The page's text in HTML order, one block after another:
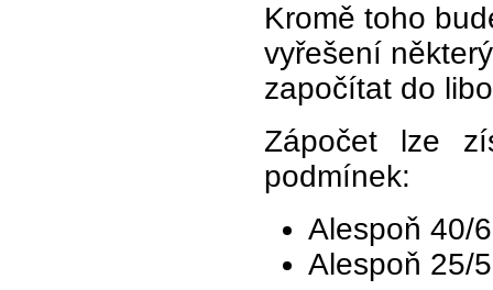
Kromě toho
vyřešení
započítat do
Zápočet lze
podmínek:
Alespoň 40/
Alespoň 25/